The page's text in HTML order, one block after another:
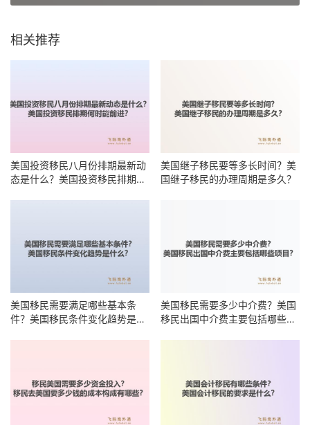
相关推荐
美国投资移民八月份排期最新动
态是什么？美国投资移民排期何
美国继子移民要等多长时间？美
国继子移民的办理周期是多久？
美国移民需要满足哪些基本条
件？美国移民条件变化趋势是什
美国移民需要多少中介费？美国
移民出国中介费主要包括哪些项